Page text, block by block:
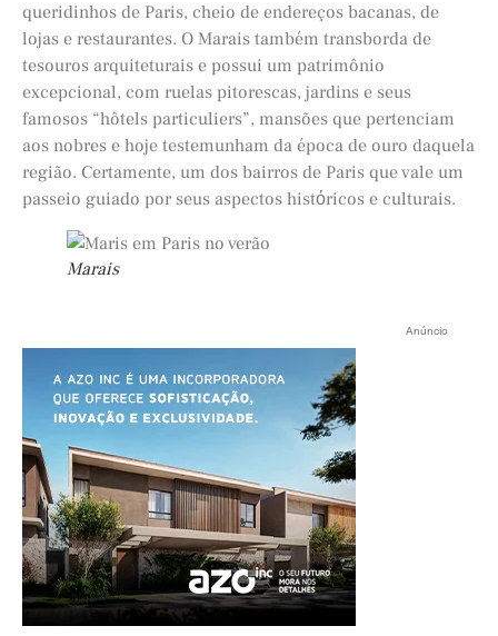
queridinhos de Paris, cheio de endereços bacanas, de
lojas e restaurantes. O Marais também transborda de
tesouros arquiteturais e possui um patrimônio
excepcional, com ruelas pitorescas, jardins e seus
famosos “hôtels particuliers”, mansões que pertenciam
aos nobres e hoje testemunham da época de ouro daquela
região. Certamente, um dos bairros de Paris que vale um
passeio guiado por seus aspectos histόricos e culturais.
Marais
Anúncio